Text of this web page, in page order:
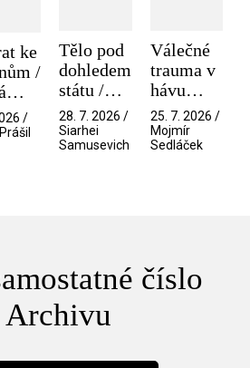
ke
/
/
Tělo pod
dohledem
státu /
Pramen
28. 7. 2026 /
Siarhei
Samusevich
Válečné
trauma v
hávu
spektáklu
/ Odyssea
25. 7. 2026 /
Mojmír
Sedláček
číslo
Archivu